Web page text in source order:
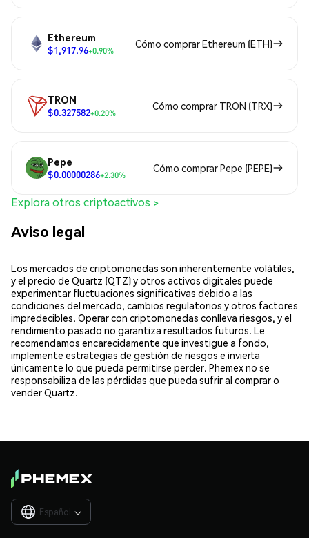
Ethereum
$1,917.96+0.90%
Cómo comprar Ethereum (ETH)
TRON
$0.327582+0.20%
Cómo comprar TRON (TRX)
Pepe
$0.00000286+2.30%
Cómo comprar Pepe (PEPE)
Explora otros criptoactivos >
Aviso legal
Los mercados de criptomonedas son inherentemente volátiles,
y el precio de Quartz (QTZ) y otros activos digitales puede
experimentar fluctuaciones significativas debido a las
condiciones del mercado, cambios regulatorios y otros factores
impredecibles. Operar con criptomonedas conlleva riesgos, y el
rendimiento pasado no garantiza resultados futuros. Le
recomendamos encarecidamente que investigue a fondo,
implemente estrategias de gestión de riesgos e invierta
únicamente lo que pueda permitirse perder. Phemex no se
responsabiliza de las pérdidas que pueda sufrir al comprar o
vender Quartz.
Español 